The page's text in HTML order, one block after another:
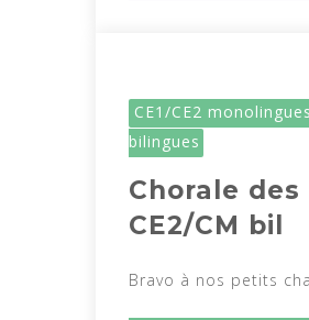
CE1/CE2 monolingues
bilingues
Chorale des
CE2/CM bil
Bravo à nos petits